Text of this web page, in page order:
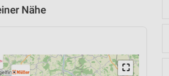
Nähe
⛶